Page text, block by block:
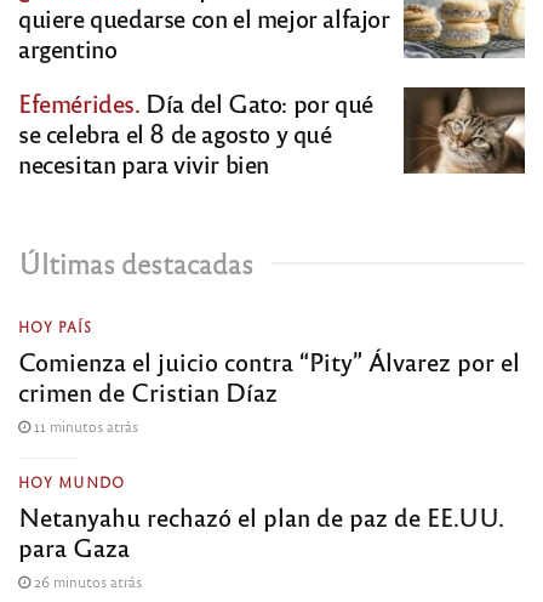
quiere quedarse con el mejor alfajor
argentino
Efemérides. Día del Gato: por qué
se celebra el 8 de agosto y qué
necesitan para vivir bien
Últimas destacadas
HOY PAÍS
Comienza el juicio contra “Pity” Álvarez por el
crimen de Cristian Díaz
11 minutos atrás
HOY MUNDO
Netanyahu rechazó el plan de paz de EE.UU.
para Gaza
26 minutos atrás